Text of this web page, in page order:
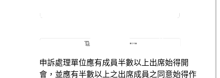
申訴處理單位應有成員半數以上出席始得開
會，並應有半數以上之出席成員之同意始得作